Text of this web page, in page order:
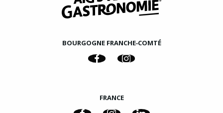
BOURGOGNE FRANCHE‑COMTÉ
FRANCE